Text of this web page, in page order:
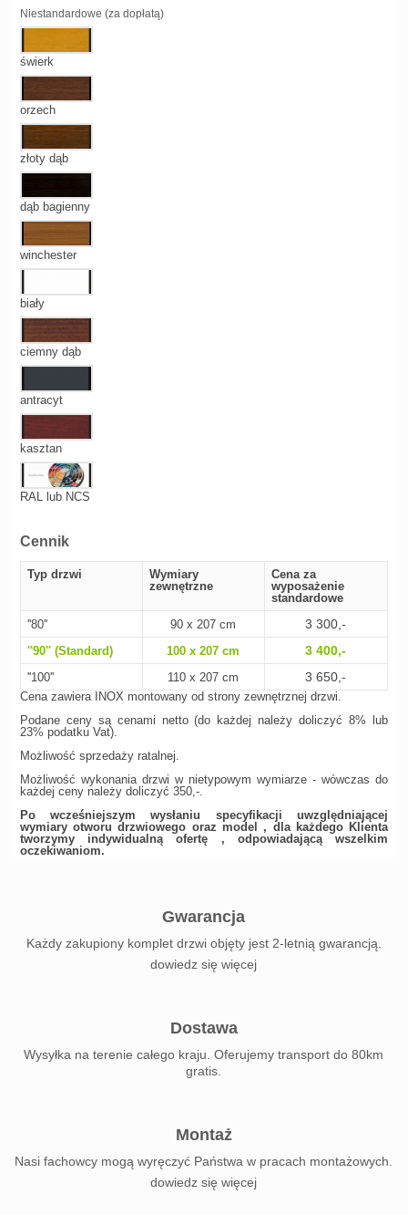
Niestandardowe (za dopłatą)
świerk
orzech
złoty dąb
dąb bagienny
winchester
biały
ciemny dąb
antracyt
kasztan
RAL lub NCS
Cennik
Typ drzwi
Wymiary
zewnętrzne
Cena za
wyposażenie
standardowe
''80''
90 x 207 cm 3 300,-
''90'' (Standard) 100 x 207 cm 3 400,-
''100'' 110 x 207 cm 3 650,-
Cena zawiera INOX montowany od strony zewnętrznej drzwi.
Podane ceny są cenami netto (do każdej należy doliczyć 8% lub
23% podatku Vat).
Możliwość sprzedaży ratalnej.
Możliwość wykonania drzwi w nietypowym wymiarze - wówczas do
każdej ceny należy doliczyć 350,-.
Po wcześniejszym wysłaniu specyfikacji uwzględniającej
wymiary otworu drzwiowego oraz model , dla każdego Klienta
tworzymy indywidualną ofertę , odpowiadającą wszelkim
oczekiwaniom.
Gwarancja
Każdy zakupiony komplet drzwi objęty jest 2-letnią gwarancją.
dowiedz się więcej
Dostawa
Wysyłka na terenie całego kraju. Oferujemy transport do 80km
gratis.
Montaż
Nasi fachowcy mogą wyręczyć Państwa w pracach montażowych.
dowiedz się więcej